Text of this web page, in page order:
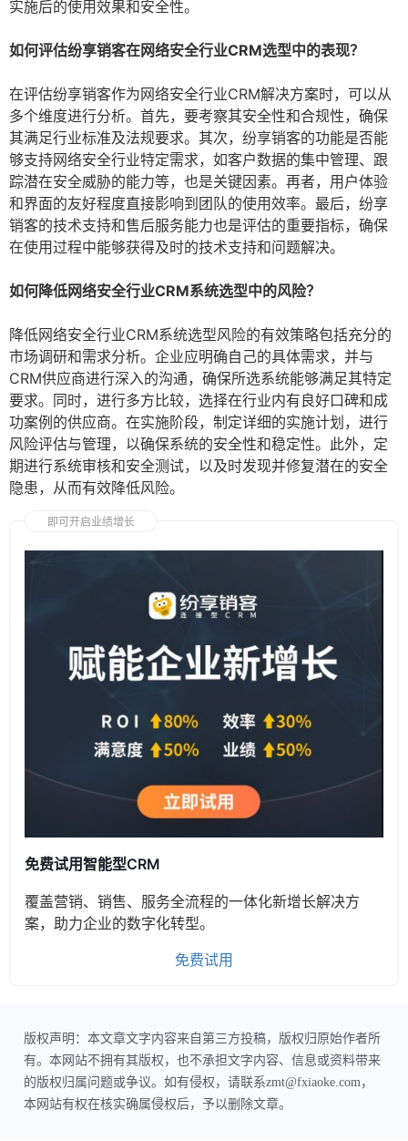
实施后的使用效果和安全性。
如何评估纷享销客在网络安全行业CRM选型中的表现？
在评估纷享销客作为网络安全行业CRM解决方案时，可以从
多个维度进行分析。首先，要考察其安全性和合规性，确保
其满足行业标准及法规要求。其次，纷享销客的功能是否能
够支持网络安全行业特定需求，如客户数据的集中管理、跟
踪潜在安全威胁的能力等，也是关键因素。再者，用户体验
和界面的友好程度直接影响到团队的使用效率。最后，纷享
销客的技术支持和售后服务能力也是评估的重要指标，确保
在使用过程中能够获得及时的技术支持和问题解决。
如何降低网络安全行业CRM系统选型中的风险？
降低网络安全行业CRM系统选型风险的有效策略包括充分的
市场调研和需求分析。企业应明确自己的具体需求，并与
CRM供应商进行深入的沟通，确保所选系统能够满足其特定
要求。同时，进行多方比较，选择在行业内有良好口碑和成
功案例的供应商。在实施阶段，制定详细的实施计划，进行
风险评估与管理，以确保系统的安全性和稳定性。此外，定
期进行系统审核和安全测试，以及时发现并修复潜在的安全
隐患，从而有效降低风险。
即可开启业绩增长
免费试用智能型CRM
覆盖营销、销售、服务全流程的一体化新增长解决方
案，助力企业的数字化转型。
免费试用
版权声明：本文章文字内容来自第三方投稿，版权归原始作者所
有。本网站不拥有其版权，也不承担文字内容、信息或资料带来
的版权归属问题或争议。如有侵权，请联系zmt@fxiaoke.com，
本网站有权在核实确属侵权后，予以删除文章。